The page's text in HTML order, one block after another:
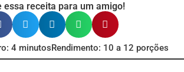
essa receita para um amigo!
4 minutosRendimento: 10 a 12 porções